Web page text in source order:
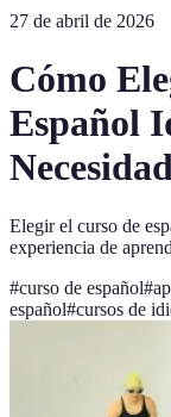
27 de abril de 2026
Cómo
Español
Elegir el curso de
experiencia de
#curso de español#
español#cursos de